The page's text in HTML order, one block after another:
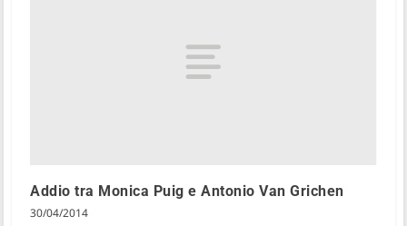
Addio tra Monica Puig e Antonio Van Grichen
30/04/2014